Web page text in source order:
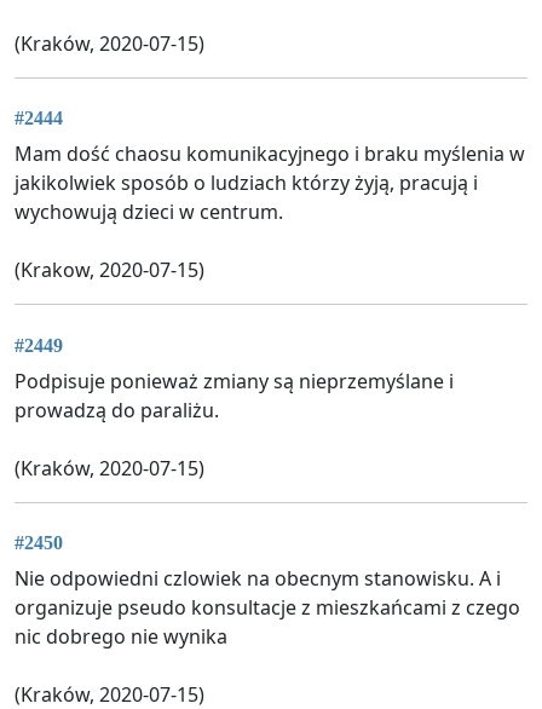
(Kraków, 2020-07-15)
#2444
Mam dość chaosu komunikacyjnego i braku myślenia w
jakikolwiek sposób o ludziach którzy żyją, pracują i
wychowują dzieci w centrum.
(Krakow, 2020-07-15)
#2449
Podpisuje ponieważ zmiany są nieprzemyślane i
prowadzą do paraliżu.
(Kraków, 2020-07-15)
#2450
Nie odpowiedni czlowiek na obecnym stanowisku. A i
organizuje pseudo konsultacje z mieszkańcami z czego
nic dobrego nie wynika
(Kraków, 2020-07-15)